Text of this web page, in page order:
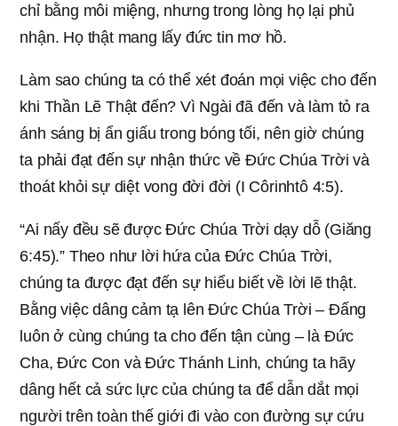
chỉ bằng môi miệng, nhưng trong lòng họ lại phủ
nhận. Họ thật mang lấy đức tin mơ hồ.
Làm sao chúng ta có thể xét đoán mọi việc cho đến
khi Thần Lẽ Thật đến? Vì Ngài đã đến và làm tỏ ra
ánh sáng bị ẩn giấu trong bóng tối, nên giờ chúng
ta phải đạt đến sự nhận thức về Đức Chúa Trời và
thoát khỏi sự diệt vong đời đời (I Côrinhtô 4:5).
“Ai nấy đều sẽ được Đức Chúa Trời dạy dỗ (Giăng
6:45).” Theo như lời hứa của Đức Chúa Trời,
chúng ta được đạt đến sự hiểu biết về lời lẽ thật.
Bằng việc dâng cảm tạ lên Đức Chúa Trời – Đấng
luôn ở cùng chúng ta cho đến tận cùng – là Đức
Cha, Đức Con và Đức Thánh Linh, chúng ta hãy
dâng hết cả sức lực của chúng ta để dẫn dắt mọi
người trên toàn thế giới đi vào con đường sự cứu